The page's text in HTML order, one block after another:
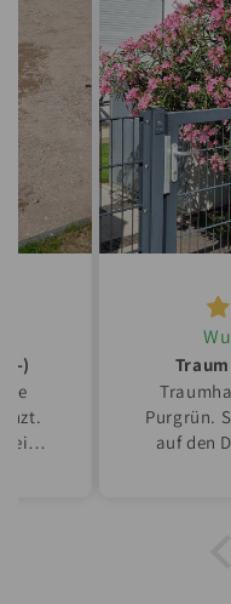
:-)
ein
Purgrün.
auf den
Top